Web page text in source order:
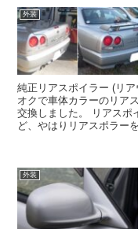
外装
純正リアスポイラー (リ
オクで車体カラーのリア
交換しました。 リアスポ
ど、やはりリアスポラー
外装